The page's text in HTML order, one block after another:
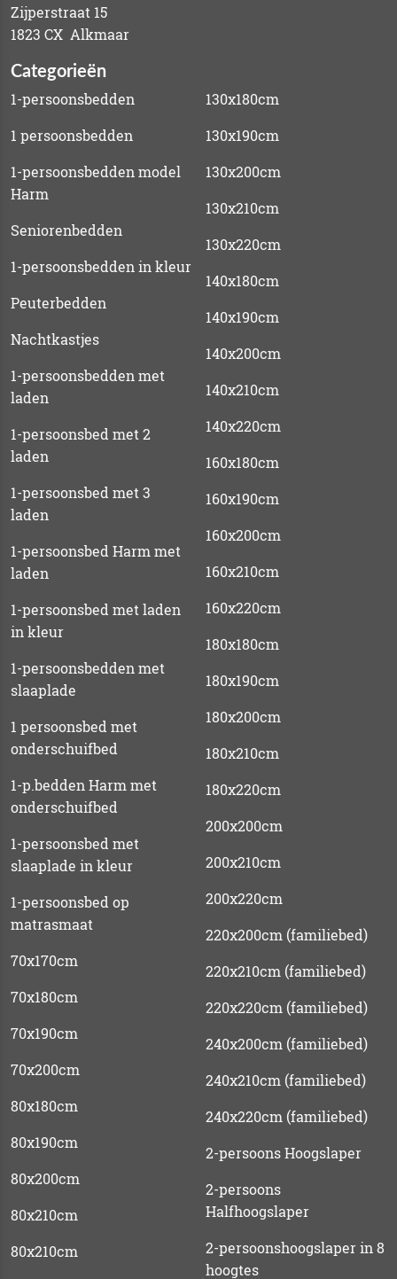
Zijperstraat 15
1823 CX Alkmaar
Categorieën
1-persoonsbedden
1 persoonsbedden
1-persoonsbedden model
Harm
Seniorenbedden
1-persoonsbedden in kleur
Peuterbedden
Nachtkastjes
1-persoonsbedden met
laden
1-persoonsbed met 2
laden
1-persoonsbed met 3
laden
1-persoonsbed Harm met
laden
1-persoonsbed met laden
in kleur
1-persoonsbedden met
slaaplade
1 persoonsbed met
onderschuifbed
1-p.bedden Harm met
onderschuifbed
1-persoonsbed met
slaaplade in kleur
1-persoonsbed op
matrasmaat
70x170cm
70x180cm
70x190cm
70x200cm
80x180cm
80x190cm
80x200cm
80x210cm
80x210cm
130x180cm
130x190cm
130x200cm
130x210cm
130x220cm
140x180cm
140x190cm
140x200cm
140x210cm
140x220cm
160x180cm
160x190cm
160x200cm
160x210cm
160x220cm
180x180cm
180x190cm
180x200cm
180x210cm
180x220cm
200x200cm
200x210cm
200x220cm
220x200cm (familiebed)
220x210cm (familiebed)
220x220cm (familiebed)
240x200cm (familiebed)
240x210cm (familiebed)
240x220cm (familiebed)
2-persoons Hoogslaper
2-persoons
Halfhoogslaper
2-persoonshoogslaper in 8
hoogtes